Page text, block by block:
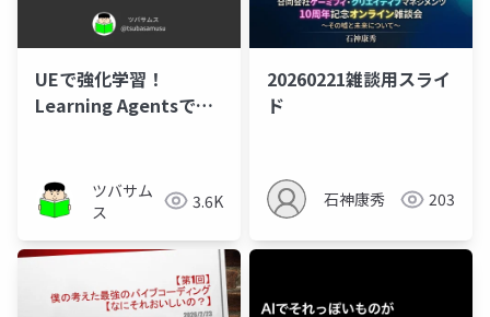
UEで強化学習！
Learning Agentsで遊
Hiroshima #3）
ツバサム
ス
3.6K
20260221雑談用スライ
ド
石神康秀 203